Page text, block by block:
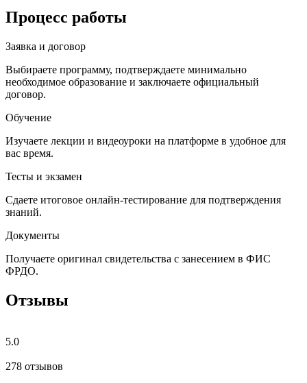
Процесс работы
Заявка и договор
Выбираете программу, подтверждаете минимально
необходимое образование и заключаете официальный
договор.
Обучение
Изучаете лекции и видеоуроки на платформе в удобное для
вас время.
Тесты и экзамен
Сдаете итоговое онлайн-тестирование для подтверждения
знаний.
Документы
Получаете оригинал свидетельства с занесением в ФИС
ФРДО.
Отзывы
5.0
278 отзывов